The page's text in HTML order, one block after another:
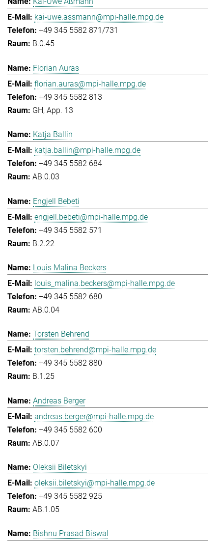
kai-uwe.assmann@mpi-halle.mpg.de
+49 345 5582 871/731
B.0.45
Florian Auras
florian.auras@mpi-halle.mpg.de
+49 345 5582 813
GH, App. 13
Katja Ballin
katja.ballin@mpi-halle.mpg.de
+49 345 5582 684
AB.0.03
Engjell Bebeti
engjell.bebeti@mpi-halle.mpg.de
+49 345 5582 571
B.2.22
Louis Malina Beckers
louis_malina.beckers@mpi-halle.mpg.de
+49 345 5582 680
AB.0.04
Torsten Behrend
torsten.behrend@mpi-halle.mpg.de
+49 345 5582 880
B.1.25
Andreas Berger
andreas.berger@mpi-halle.mpg.de
+49 345 5582 600
AB.0.07
Oleksii Biletskyi
oleksii.biletskyi@mpi-halle.mpg.de
+49 345 5582 925
AB.1.05
Bishnu Prasad Biswal